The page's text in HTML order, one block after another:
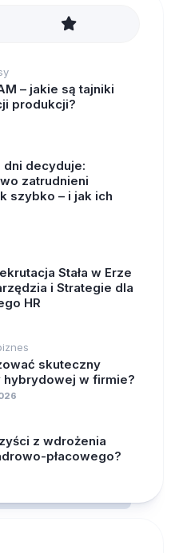
– jakie są tajniki
produkcji?
decyduje:
zatrudnieni
szybko – i jak ich
Stała w Erze
i Strategie dla
HR
skuteczny
hybrydowej w firmie?
z wdrożenia
płacowego?